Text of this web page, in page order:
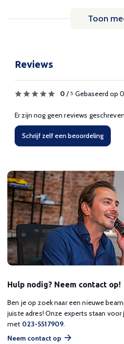
Toon
Reviews
0 / 5 Gebaseerd op
Er zijn nog geen reviews
Schrijf zelf een beoordeling
Hulp nodig? Neem contact op!
Ben je op zoek naar een nieuwe
juiste adres! Onze experts staan voor
met 023-5517909.
Neem contact op